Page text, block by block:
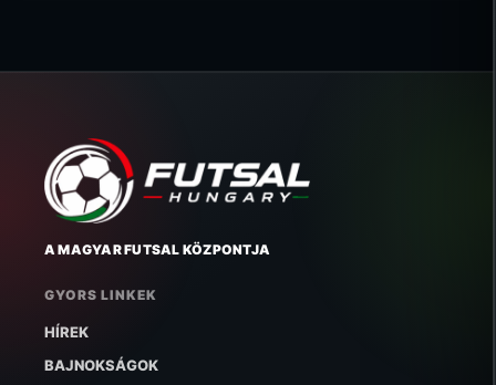
A MAGYAR FUTSAL KÖZPONTJA
GYORS LINKEK
HÍREK
BAJNOKSÁGOK